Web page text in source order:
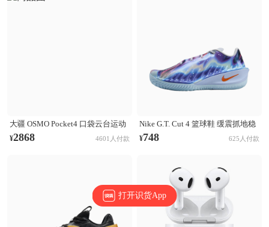
大疆 OSMO Pocket4 口袋云台运动
相机 Activetrack 7.0智能跟随 14档
¥2868 4601人付款
Nike G.T. Cut 4 篮球鞋 缓震抓地稳
定抗扭支撑回弹 CHBL/黑色/醒目
¥748 625人付款
打开识货App